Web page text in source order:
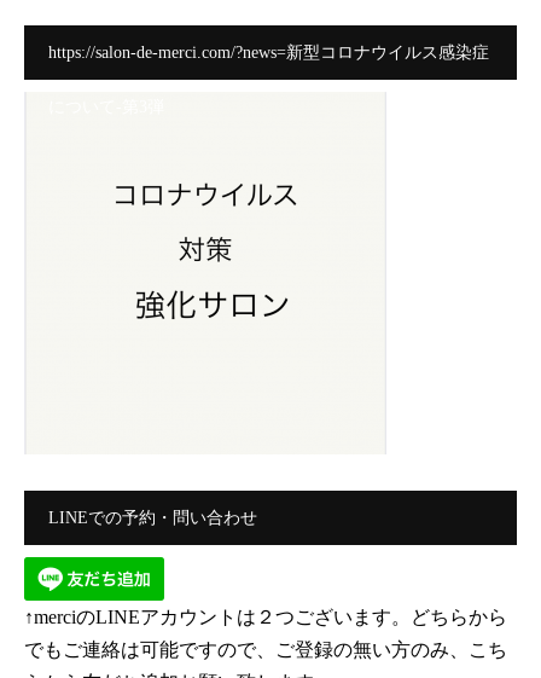
https://salon-de-merci.com/?news=新型コロナウイルス感染症
LINEでの予約・問い合わせ
↑merciのLINEアカウントは２つございます。どちらから
でもご連絡は可能ですので、ご登録の無い方のみ、こち